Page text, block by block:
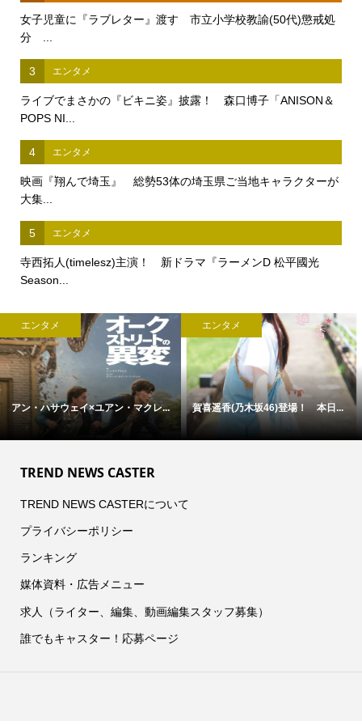
女子児童に『ラブレター』渡す 市立小学校教諭(50代)懲戒処
分 ...
3 エンタメ
ライブでまさかの『ビキニ姿』披露！ 森口博子「ANISON＆
POPS NI...
4 エンタメ
映画『翔んで埼玉』 総勢53体の埼玉県ご当地キャラクターが
大集...
5 エンタメ
寺西拓人(timelesz)主演！ 新ドラマ『ラーメンD 松平國光
Season...
エンタメ
アン・ハサウェイ×ユアン・マクレ...
エンタメ
賀喜遥香(乃木坂46)登場！ 本日...
TREND NEWS CASTER
TREND NEWS CASTERについて
プライバシーポリシー
ランキング
媒体資料・広告メニュー
求人（ライター、編集、動画編集スタッフ募集）
誰でもキャスター！応募ページ